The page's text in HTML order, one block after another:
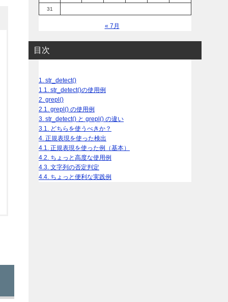
31
« 7月
目次
1. str_detect()
1.1. str_detect()の使用例
2. grepl()
2.1. grepl() の使用例
3. str_detect() と grepl() の違い
3.1. どちらを使うべきか？
4. 正規表現を使った検出
4.1. 正規表現を使った例（基本）
4.2. ちょっと高度な使用例
4.3. 文字列の否定判定
4.4. ちょっと便利な実践例